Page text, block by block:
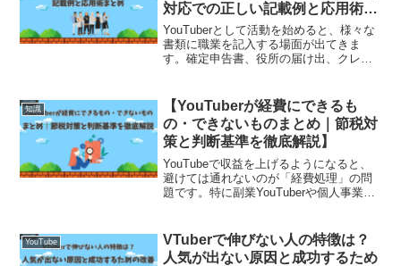
対応での正しい記載例と応用術ま
とめ】
YouTuberとして活動を始めると、様々な
書類に職業を記入する場面が出てきま
す。確定申告書、役所の届け出、クレジ
歴書に至るまで、多岐にわたります。と
ころが、「YouT...
知識
【YouTuberが経費にできるも
の・できないものまとめ｜節税対
策と判断基準を徹底解説】
YouTubeで収益を上げるようになると、
避けては通れないのが「経費処理」の問
題です。特に副業YouTuberや個人事業主
対象外なのかを正しく理解することが節
税の鍵とな...
YouTube
VTuberで伸びない人の特徴は？
人気が出ない原因と成功するため